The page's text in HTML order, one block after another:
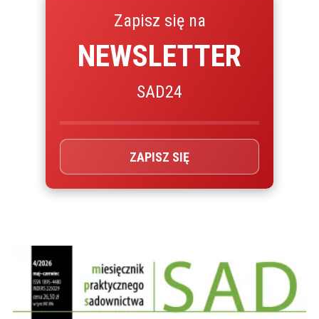
Zapisz się na
NEWSLETTER
SAD24
ZAPISZ SIĘ